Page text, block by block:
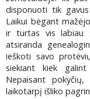
disponuoti tik
Laikui bėgant
ir turtas vis labiau
atsiranda
ieškoti savo
siekiant kiek
Nepaisant
laikotarpį išliko